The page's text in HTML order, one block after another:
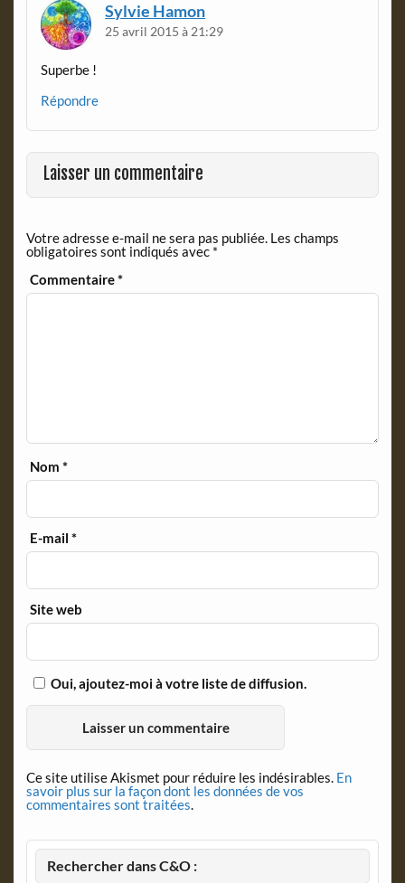
d
l
Sylvie Hamon
25 avril 2015 à 21:29
Superbe !
Répondre
Laisser un commentaire
Votre adresse e-mail ne sera pas publiée. Les champs
obligatoires sont indiqués avec *
Commentaire*
Nom*
E-mail*
Site web
Oui, ajoutez-moi à votre liste de diffusion.
Ce site utilise Akismet pour réduire les indésirables. En
savoir plus sur la façon dont les données de vos
commentaires sont traitées.
Rechercher dans C&O :